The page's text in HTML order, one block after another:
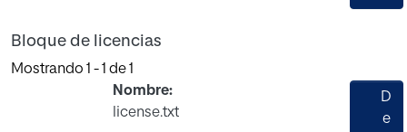
Bloque de licencias
Mostrando 1 - 1 de 1
Nombre:
license.txt
D
e